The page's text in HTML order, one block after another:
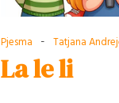
Pjesma - Tatjana
La le li